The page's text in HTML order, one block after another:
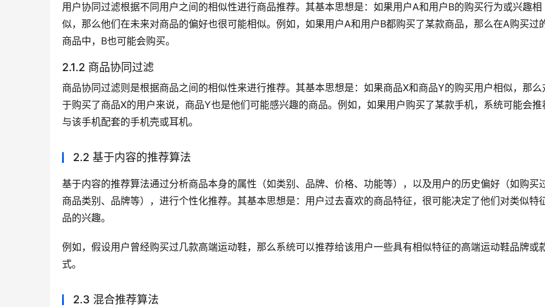
用户协同过滤根据不同用户之间的相似性进行商品推荐。其基本思想是：如果用户A和用户B的购买行为或兴趣相
似，那么他们在未来对商品的偏好也很可能相似。例如，如果用户A和用户B都购买了某款商品，那么在A购买过
商品中，B也可能会购买。
2.1.2 商品协同过滤
商品协同过滤则是根据商品之间的相似性来进行推荐。其基本思想是：如果商品X和商品Y的购买用户相似，那么
于购买了商品X的用户来说，商品Y也是他们可能感兴趣的商品。例如，如果用户购买了某款手机，系统可能会推
与该手机配套的手机壳或耳机。
2.2 基于内容的推荐算法
基于内容的推荐算法通过分析商品本身的属性（如类别、品牌、价格、功能等），以及用户的历史偏好（如购买
商品类别、品牌等），进行个性化推荐。其基本思想是：用户过去喜欢的商品特征，很可能决定了他们对类似特
品的兴趣。
例如，假设用户曾经购买过几款高端运动鞋，那么系统可以推荐给该用户一些具有相似特征的高端运动鞋品牌或
式。
2.3 混合推荐算法